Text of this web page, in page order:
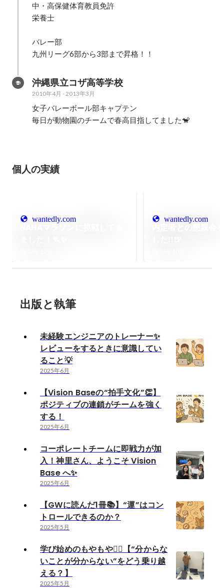
中・高保健体育教員免許
栄養士
バレー部
九州リーグ6部から3部まで昇格！！
沖縄県立コザ高等学校
2010年4月 - 2013年3月
女子バレーボール部キャプテン
毎日が動物園のチームで春高目指してました🐒
個人の実績
wantedly.com wantedly.com
出版と執筆
未経験エンジニアのトレーナー✨
レビューをするときに意識してい
ること💡
2025年6月
【Vision Baseの“拍手文化”👏】
ポジティブの連鎖がチームを強く
する！
2025年6月
コーポレートチームに即戦力が加
入！神里さん、ようこそ Vision
Base へ✨
2025年6月
【GWに読んだ1冊📚】“運”はコン
トロールできるのか？
2025年5月
学び始めのもやもや😶‍🌫️【“分からな
いことが分からない”をどう乗り越
える？】
2025年5月